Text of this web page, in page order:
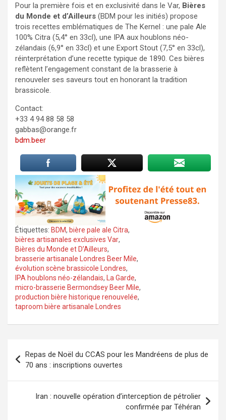
Pour la première fois et en exclusivité dans le Var, Bières
du Monde et d’Ailleurs (BDM pour les initiés) propose
trois recettes emblématiques de The Kernel : une pale Ale
100% Citra (5,4° en 33cl), une IPA aux houblons néo-
zélandais (6,9° en 33cl) et une Export Stout (7,5° en 33cl),
réinterprétation d’une recette typique de 1890. Ces bières
reflètent l’engagement constant de la brasserie à
renouveler ses saveurs tout en honorant la tradition
brassicole.
​Contact:
+33 4 94 88 58 58
gabbas@orange.fr
bdm.beer
Étiquettes: BDM, bière pale ale Citra,
bières artisanales exclusives Var,
Bières du Monde et D’Ailleurs,
brasserie artisanale Londres Beer Mile,
évolution scène brassicole Londres,
IPA houblons néo-zélandais, La Garde,
micro-brasserie Bermondsey Beer Mile,
production bière historique renouvelée,
taproom bière artisanale Londres
de
l’article
Repas de Noël du CCAS pour les Mandréens de plus de
70 ans : inscriptions ouvertes
Iran : nouvelle opération d’interception de pétrolier
confirmée par Téhéran